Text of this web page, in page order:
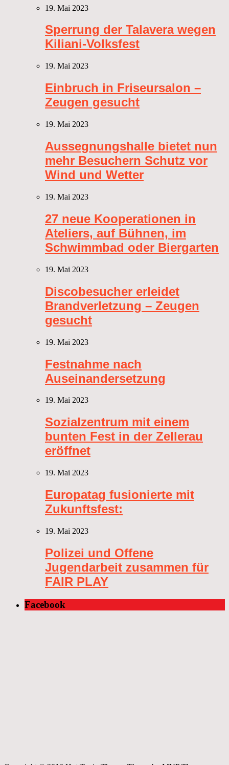
19. Mai 2023
Sperrung der Talavera wegen
Kiliani-Volksfest
19. Mai 2023
Einbruch in Friseursalon –
Zeugen gesucht
19. Mai 2023
Aussegnungshalle bietet nun
mehr Besuchern Schutz vor
Wind und Wetter
19. Mai 2023
27 neue Kooperationen in
Ateliers, auf Bühnen, im
Schwimmbad oder Biergarten
19. Mai 2023
Discobesucher erleidet
Brandverletzung – Zeugen
gesucht
19. Mai 2023
Festnahme nach
Auseinandersetzung
19. Mai 2023
Sozialzentrum mit einem
bunten Fest in der Zellerau
eröffnet
19. Mai 2023
Europatag fusionierte mit
Zukunftsfest:
19. Mai 2023
Polizei und Offene
Jugendarbeit zusammen für
FAIR PLAY
Facebook